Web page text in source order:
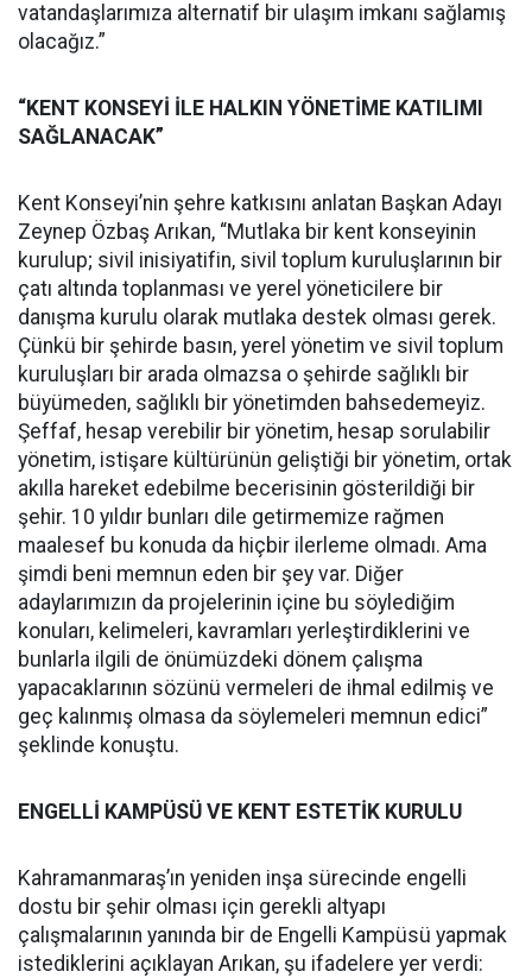
vatandaşlarımıza alternatif bir ulaşım imkanı sağlamış
olacağız.”
“KENT KONSEYİ İLE HALKIN YÖNETİME KATILIMI
SAĞLANACAK”
Kent Konseyi’nin şehre katkısını anlatan Başkan Adayı
Zeynep Özbaş Arıkan, “Mutlaka bir kent konseyinin
kurulup; sivil inisiyatifin, sivil toplum kuruluşlarının bir
çatı altında toplanması ve yerel yöneticilere bir
danışma kurulu olarak mutlaka destek olması gerek.
Çünkü bir şehirde basın, yerel yönetim ve sivil toplum
kuruluşları bir arada olmazsa o şehirde sağlıklı bir
büyümeden, sağlıklı bir yönetimden bahsedemeyiz.
Şeffaf, hesap verebilir bir yönetim, hesap sorulabilir
yönetim, istişare kültürünün geliştiği bir yönetim, ortak
akılla hareket edebilme becerisinin gösterildiği bir
şehir. 10 yıldır bunları dile getirmemize rağmen
maalesef bu konuda da hiçbir ilerleme olmadı. Ama
şimdi beni memnun eden bir şey var. Diğer
adaylarımızın da projelerinin içine bu söylediğim
konuları, kelimeleri, kavramları yerleştirdiklerini ve
bunlarla ilgili de önümüzdeki dönem çalışma
yapacaklarının sözünü vermeleri de ihmal edilmiş ve
geç kalınmış olmasa da söylemeleri memnun edici”
şeklinde konuştu.
ENGELLİ KAMPÜSÜ VE KENT ESTETİK KURULU
Kahramanmaraş’ın yeniden inşa sürecinde engelli
dostu bir şehir olması için gerekli altyapı
çalışmalarının yanında bir de Engelli Kampüsü yapmak
istediklerini açıklayan Arıkan, şu ifadelere yer verdi: